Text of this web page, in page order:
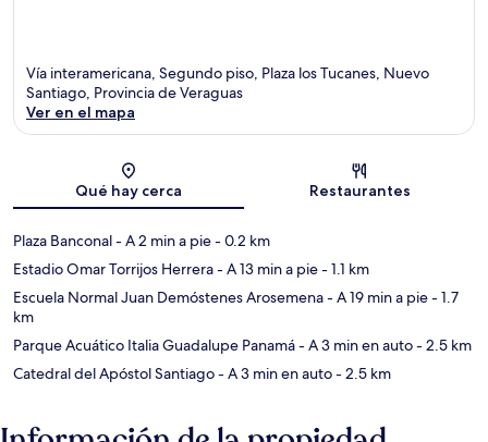
Vía interamericana, Segundo piso, Plaza los Tucanes, Nuevo
Santiago, Provincia de Veraguas
Ver en el mapa
Qué hay cerca Restaurantes
Plaza Banconal- A 2 min a pie- 0.2 km
Estadio Omar Torrijos Herrera- A 13 min a pie- 1.1 km
Escuela Normal Juan Demóstenes Arosemena- A 19 min a pie- 1.7
km
Parque Acuático Italia Guadalupe Panamá- A 3 min en auto- 2.5 km
Catedral del Apóstol Santiago- A 3 min en auto- 2.5 km